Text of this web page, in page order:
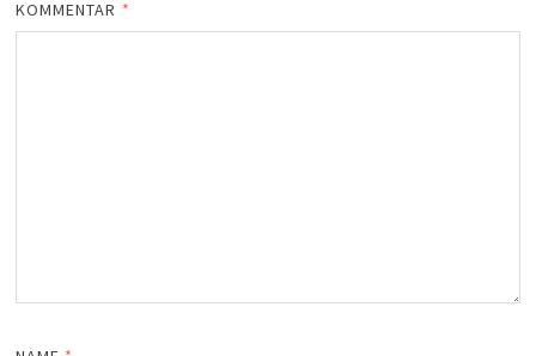
KOMMENTAR *